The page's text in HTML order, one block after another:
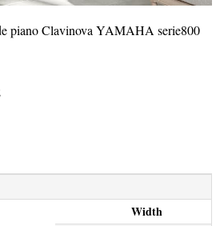
piano Clavinova YAMAHA serie800
Width